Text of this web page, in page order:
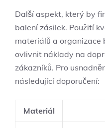
Další aspekt, který by
balení zásilek. Použití
materiálů a organizace
ovlivnit náklady na
zákazníků. Pro
následující doporučení:
Materiál